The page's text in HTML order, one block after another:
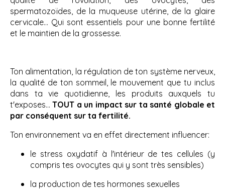
spermatozoïdes, de la muqueuse utérine, de la glaire
cervicale... Qui sont essentiels pour une bonne fertilité
et le maintien de la grossesse.
Ton alimentation, la régulation de ton système nerveux,
la qualité de ton sommeil, le mouvement que tu inclus
dans ta vie quotidienne, les produits auxquels tu
t'exposes...TOUT a un impact sur ta santé globale et
par conséquent sur ta fertilité.
Ton environnement va en effet directement influencer:
le stress oxydatif à l'intérieur de tes cellules (y
compris tes ovocytes qui y sont très sensibles)
la production de tes hormones sexuelles